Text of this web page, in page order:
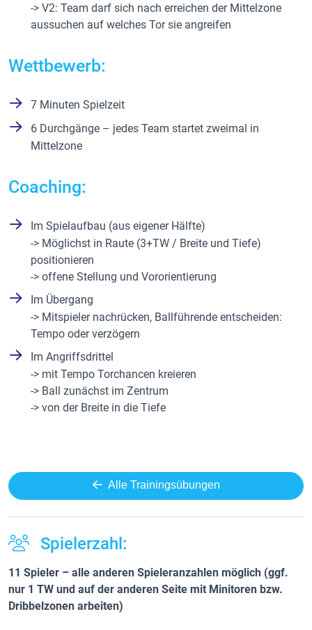
-> V2: Team darf sich nach erreichen der Mittelzone
aussuchen auf welches Tor sie angreifen
Wettbewerb:
7 Minuten Spielzeit
6 Durchgänge – jedes Team startet zweimal in
Mittelzone
Coaching:
Im Spielaufbau (aus eigener Hälfte)
-> Möglichst in Raute (3+TW / Breite und Tiefe)
positionieren
-> offene Stellung und Vororientierung
Im Übergang
-> Mitspieler nachrücken, Ballführende entscheiden:
Tempo oder verzögern
Im Angriffsdrittel
-> mit Tempo Torchancen kreieren
-> Ball zunächst im Zentrum
-> von der Breite in die Tiefe
Alle Trainingsübungen
Spielerzahl:
11 Spieler – alle anderen Spieleranzahlen möglich (ggf.
nur 1 TW und auf der anderen Seite mit Minitoren bzw.
Dribbelzonen arbeiten)